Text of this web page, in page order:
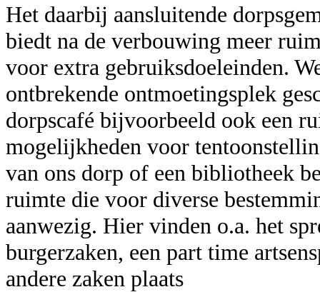
Het daarbij aansluitende
biedt na de verbouwing meer
voor extra gebruiksdoeleinden.
ontbrekende ontmoetingsplek
dorpscafé bijvoorbeeld ook een
mogelijkheden voor
van ons dorp of een bibliotheek
ruimte die voor diverse
aanwezig. Hier vinden o.a. het
burgerzaken, een part time
andere zaken plaats